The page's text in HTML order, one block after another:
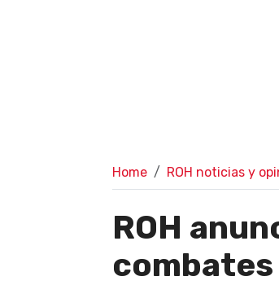
Home ROH noticias y
ROH